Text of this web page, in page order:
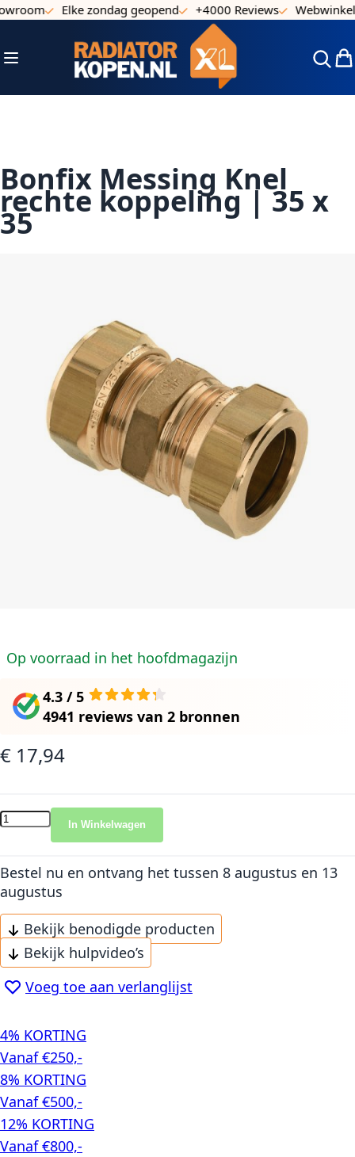
Ga naar de inhoud
Elke zondag geopend +4000 Reviews Webwinkel
Toggle Nav
Bonfix Messing Knel
rechte koppeling | 35 x
35
Op voorraad in het hoofdmagazijn
4.3 / 5
4941 reviews van 2 bronnen
€ 17,94
In Winkelwagen
Bestel nu en ontvang het tussen 8 augustus en 13
augustus
Bekijk benodigde producten
Bekijk hulpvideo’s
Voeg toe aan verlanglijst
4% KORTING
Vanaf €250,-
8% KORTING
Vanaf €500,-
12% KORTING
Vanaf €800,-